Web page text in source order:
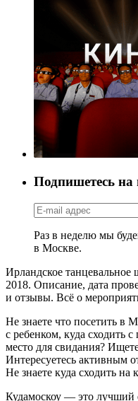
Подпишетесь на
Раз в неделю мы
в Москве.
Ирландское танцевальное
2018. Описание, дата
и отзывы. Всё о
Не знаете что посетить в
с ребенком, куда сходить
место для свидания?
Интересуетесь активным
Не знаете куда сходить
Кудамоскоу — это лучший